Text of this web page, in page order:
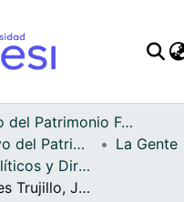
Statistics
Archivo del Patrimonio Fotográfico y Fílmico del Valle del Cauca
Fondo Archivo del Patrimonio Fotográfico y Fílmico del Valle del Cauca
La Gente
APFFVC - Políticos y Dirigentes - Patrimonial
Carlos Holmes Trujillo, Jaime Gutiérrez, Bernardino Álvarez, Sr